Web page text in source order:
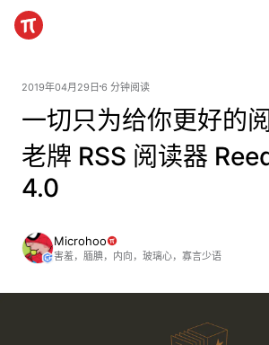
2019年04月29日 6 分钟阅读
一切只为给你更好的
老牌 RSS 阅读器
4.0
Microhoo
害羞，腼腆，内向，玻璃心，寡言少语